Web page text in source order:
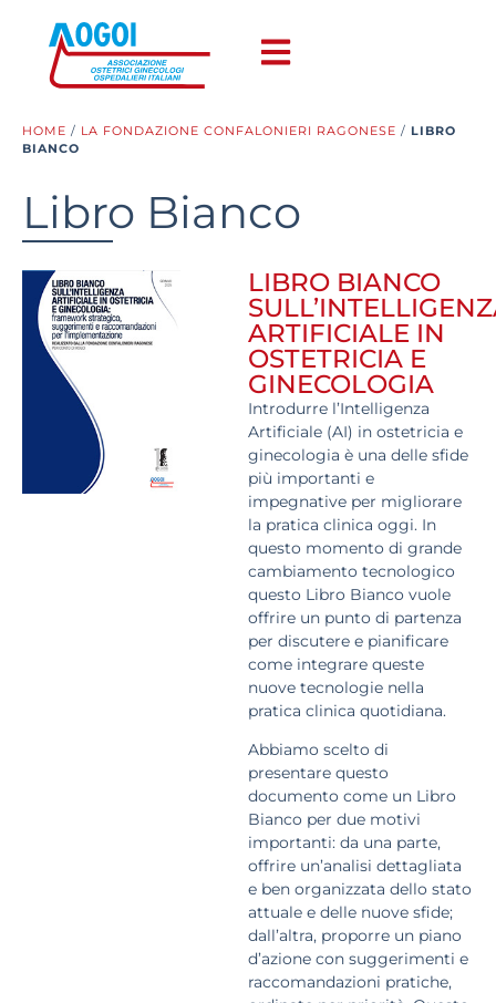
HOME / LA FONDAZIONE CONFALONIERI RAGONESE / LIBRO
BIANCO
Libro Bianco
LIBRO BIANCO
ARTIFICIALE IN
OSTETRICIA E
GINECOLOGIA
Introdurre l’Intelligenza
Artificiale (AI) in ostetricia e
ginecologia è una delle sfide
più importanti e
impegnative per migliorare
la pratica clinica oggi. In
questo momento di grande
cambiamento tecnologico
questo Libro Bianco vuole
offrire un punto di partenza
per discutere e pianificare
come integrare queste
nuove tecnologie nella
pratica clinica quotidiana.
Abbiamo scelto di
presentare questo
documento come un Libro
Bianco per due motivi
importanti: da una parte,
offrire un’analisi dettagliata
e ben organizzata dello stato
attuale e delle nuove sfide;
dall’altra, proporre un piano
d’azione con suggerimenti e
raccomandazioni pratiche,